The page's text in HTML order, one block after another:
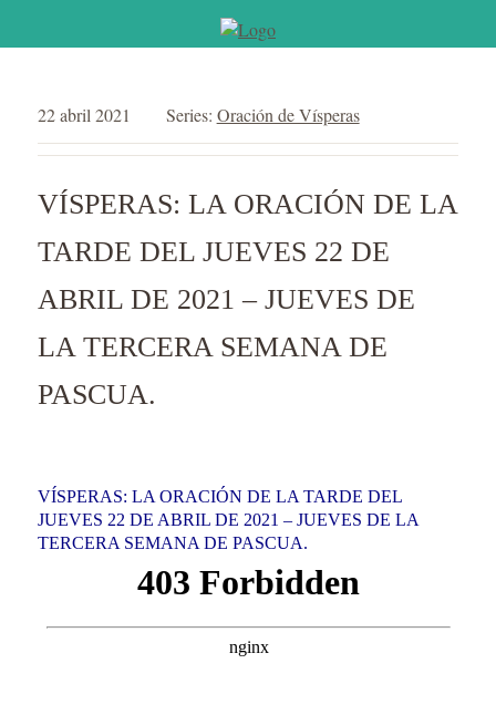
22 abril 2021 Series: Oración de Vísperas
VÍSPERAS: LA ORACIÓN DE LA
TARDE DEL JUEVES 22 DE
ABRIL DE 2021 – JUEVES DE
LA TERCERA SEMANA DE
PASCUA.
VÍSPERAS: LA ORACIÓN DE LA TARDE DEL
JUEVES 22 DE ABRIL DE 2021 – JUEVES DE LA
TERCERA SEMANA DE PASCUA.